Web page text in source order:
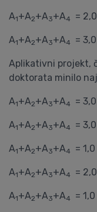
A1+A2+A3+A4 =
A1+A2+A3+A4 =
Aplikativni projekt,
doktorata minilo
A1+A2+A3+A4 =
A1+A2+A3+A4 =
A1+A2+A3+A4 =
A1+A2+A3+A4 =
A1+A2+A3+A4 =